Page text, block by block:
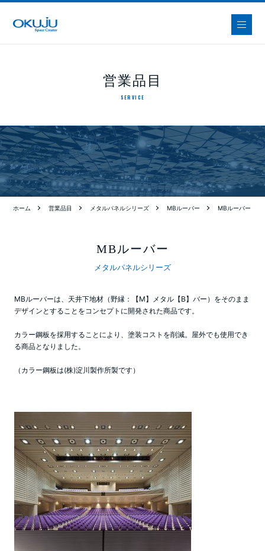
営業品目
SERVICE
ホーム 営業品目 メタルパネルシリーズ MBルーバー MBルーバー
MBルーバー
メタルパネルシリーズ
MBルーバーは、天井下地材（野縁：【M】メタル【B】バー）をそのまま
デザインとすることをコンセプトに開発された商品です。
カラー鋼板を採用することにより、塗装コストを削減。屋外でも使用でき
る商品となりました。
（カラー鋼板は(株)淀川製作所製です）